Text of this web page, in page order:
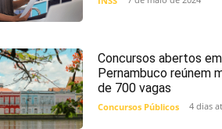
Concursos abertos em
Pernambuco reúnem
de 700 vagas
Concursos Públicos 4 dias